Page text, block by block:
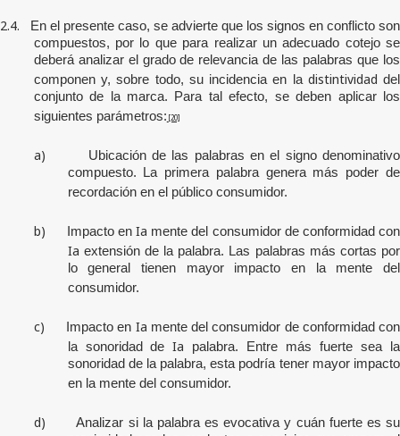
2.4.
En el presente caso, se advierte que los signos en conflicto son
compuestos, por lo que para realizar un adecuado cotejo se
deberá analizar el grado de relevancia de las palabras que los
componen y, sobre todo, su incidencia en la distintividad del
conjunto de la marca. Para tal efecto, se deben aplicar los
siguientes parámetros: [20]
a)
Ubicación de las palabras en el signo denominativo
compuesto. La primera palabra genera más poder de
recordación en el público consumidor.
b) Impacto en Ia mente del consumidor de conformidad con
Ia extensión de la palabra. Las palabras más cortas por
lo general tienen mayor impacto en la mente del
consumidor.
c) Impacto en Ia mente del consumidor de conformidad con
la sonoridad deIa palabra. Entre más fuerte sea la
sonoridad de la palabra, esta podría tener mayor impacto
en la mente del consumidor.
d)
Analizar si la palabra es evocativa y cuán fuerte es su